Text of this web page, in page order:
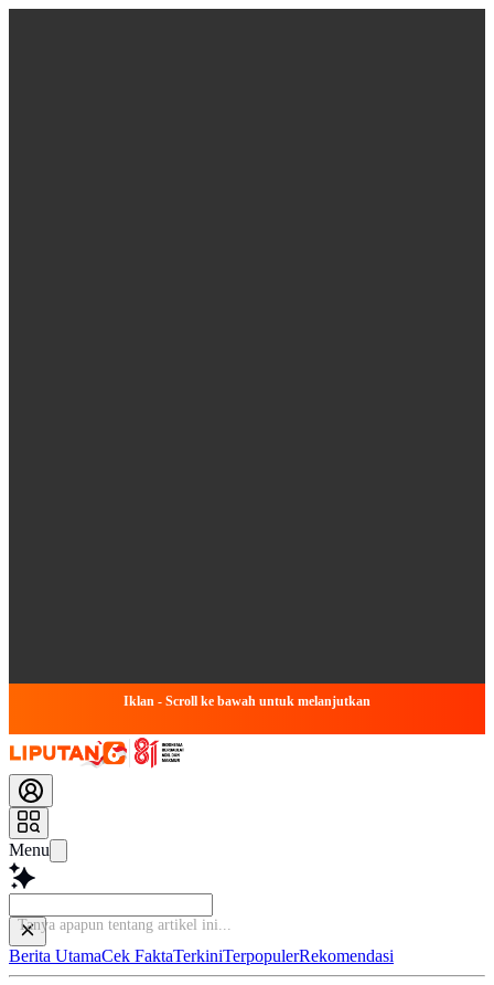
Iklan - Scroll ke bawah untuk melanjutkan
Menu
Baca l
Berita UtamaCek FaktaTerkiniTerpopulerRekomendasi